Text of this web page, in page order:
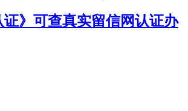
》可查真实留信网认证办